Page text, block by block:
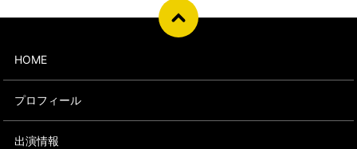
HOME
プロフィール
出演情報